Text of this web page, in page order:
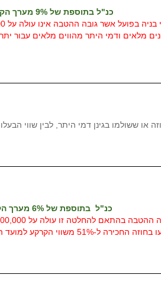
כנ"ל בתוספת של 9% מערך הקרקע
מלאים ודמי היתר מהווים מלאים עבור
כנ"ל בתוספת של 6% מערך הקרק
הפרשי הצמדה עד ליום התשלום בפועל